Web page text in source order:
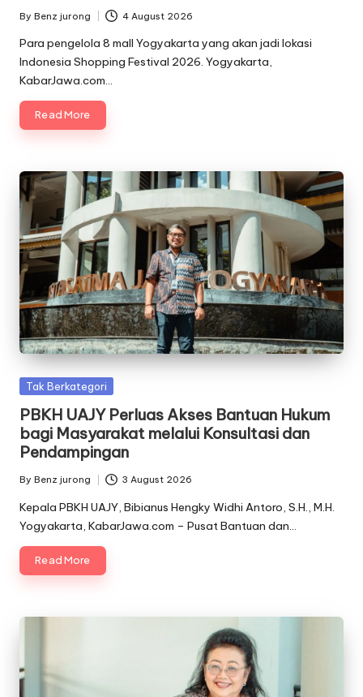
Posted
by
By Benz jurong 4 August 2026
Para pengelola 8 mall Yogyakarta yang akan jadi lokasi
Indonesia Shopping Festival 2026. Yogyakarta,
KabarJawa.com…
Read More
Posted
Tak Berkategori
PBKH UAJY Perluas Akses Bantuan Hukum
bagi Masyarakat melalui Konsultasi dan
Pendampingan
Posted
by
By Benz jurong 3 August 2026
Kepala PBKH UAJY, Bibianus Hengky Widhi Antoro, S.H., M.H.
Yogyakarta, KabarJawa.com – Pusat Bantuan dan…
Read More